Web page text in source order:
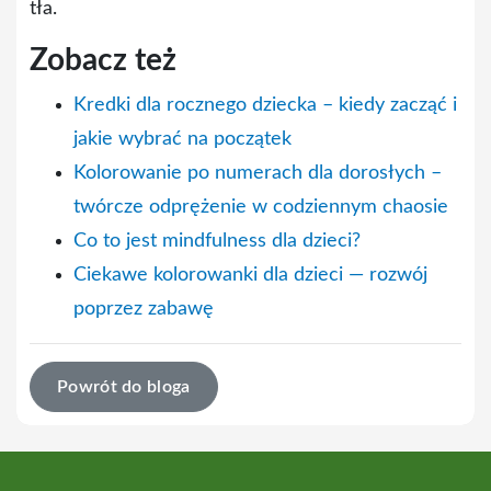
tła.
Zobacz też
Kredki dla rocznego dziecka – kiedy zacząć i
jakie wybrać na początek
Kolorowanie po numerach dla dorosłych –
twórcze odprężenie w codziennym chaosie
Co to jest mindfulness dla dzieci?
Ciekawe kolorowanki dla dzieci — rozwój
poprzez zabawę
Powrót do bloga